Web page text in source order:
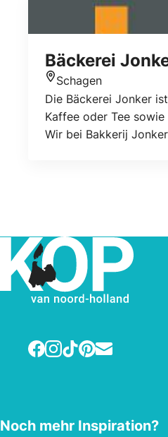
Bäckerei
Standort
Schagen
Die Bäckerei Jonker
Kaffee oder Tee
Wir bei Bakkerij
Facebook
Instagram
TikTok
Pinterest
E-mail
Noch mehr Inspiration?